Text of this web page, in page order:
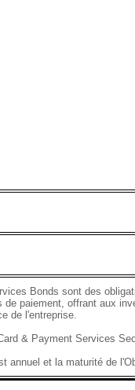
Bonds sont des
de paiement, offrant aux
de l'entreprise.
& Payment Services
annuel et la maturité de